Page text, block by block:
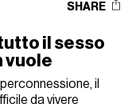
SHARE
il sesso
vuole
il
da vivere